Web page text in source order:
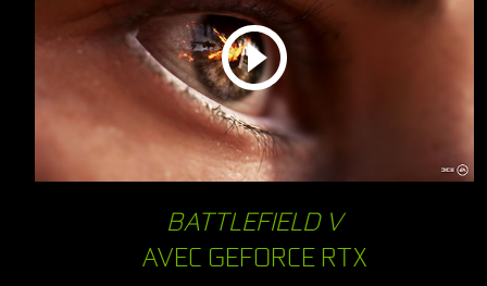
BATTLEFIELD V
AVEC GEFORCE RTX